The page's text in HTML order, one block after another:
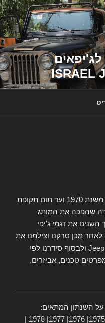
משנת 1970 ועד תום תקופת
שהפכה את המותג
השנים את דגמי ג'יפי
מכן סרקנו וצילמנו את
Jeep ולבסוף סידרנו לפי
טכנים, אביזרים,
השנתון המתאים:
1975
1976
1977
1978